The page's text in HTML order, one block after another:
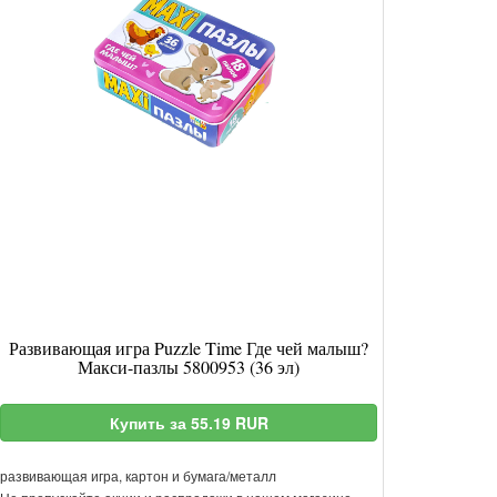
Развивающая игра Puzzle Time Где чей малыш?
Макси-пазлы 5800953 (36 эл)
Купить за 55.19 RUR
развивающая игра, картон и бумага/металл